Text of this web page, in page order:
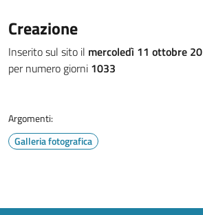
Creazione
Inserito sul sito il mercoledì 11 ottobre
per numero giorni 1033
Argomenti:
Galleria fotografica